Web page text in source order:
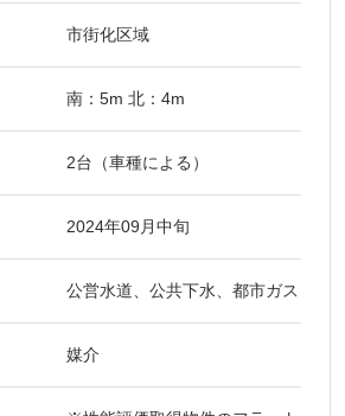
市街化区域
南：5m 北：4m
2台（車種による）
2024年09月中旬
公営水道、公共下水、都市ガス
媒介